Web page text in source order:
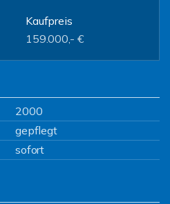
Kaufpreis
159.000,- €
2000
gepflegt
sofort